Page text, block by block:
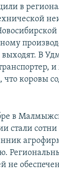
в
выходят. В
коровы
в
стали
не